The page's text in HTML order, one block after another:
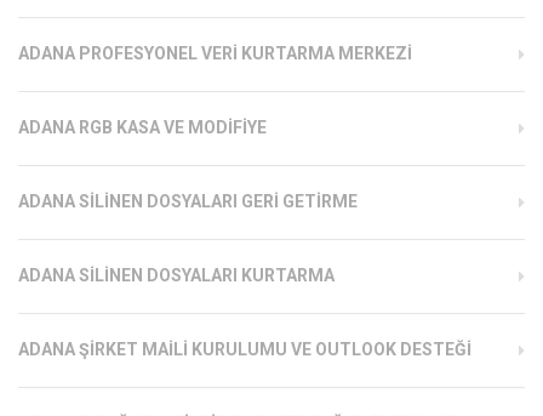
ADANA PROFESYONEL VERI KURTARMA MERKEZI
ADANA RGB KASA VE MODIFIYE
ADANA SILINEN DOSYALARI GERI GETIRME
ADANA SILINEN DOSYALARI KURTARMA
ADANA ŞIRKET MAILI KURULUMU VE OUTLOOK DESTEĞI